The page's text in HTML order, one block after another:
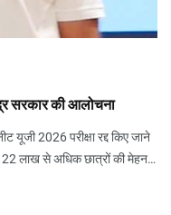
सरकार की आलोचना
यूजी 2026 परीक्षा रद्द किए जाने
लाख से अधिक छात्रों की मेहनत